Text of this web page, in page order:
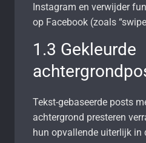
Instagram en verwijder
op Facebook (zoals
1.3 Gekleurde
Tekst-gebaseerde posts
achtergrond presteren
hun opvallende uiterlijk in